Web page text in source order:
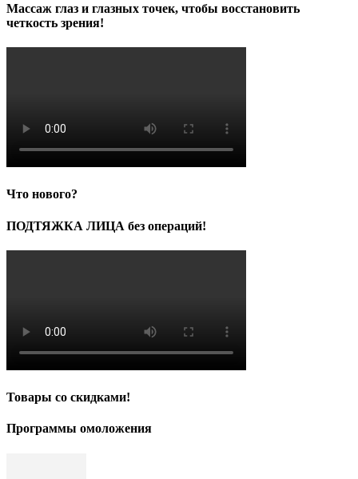
Массаж глаз и глазных точек, чтобы восстановить
четкость зрения!
Что нового?
ПОДТЯЖКА ЛИЦА без операций!
Товары со скидками!
Программы омоложения